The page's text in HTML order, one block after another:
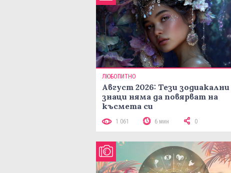
ЛЮБОПИТНО
Август 2026: Тези зодиакални
знаци няма да повярват на
късмета си
1 061 6 мин 0